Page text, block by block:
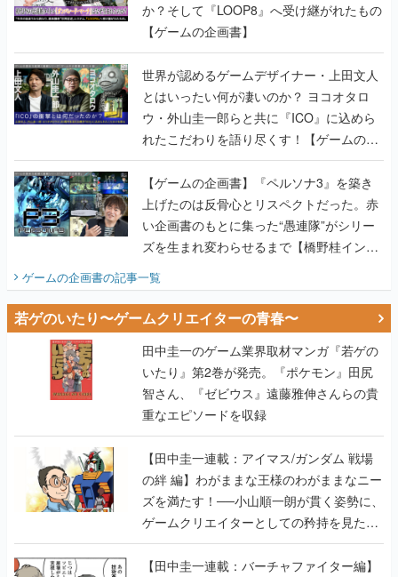
か？そして『LOOP8』へ受け継がれたもの
【ゲームの企画書】
世界が認めるゲームデザイナー・上田文人
とはいったい何が凄いのか？ ヨコオタロ
ウ・外山圭一郎らと共に『ICO』に込めら
れたこだわりを語り尽くす！【ゲームの企
画書】
【ゲームの企画書】『ペルソナ3』を築き
上げたのは反骨心とリスペクトだった。赤
い企画書のもとに集った“愚連隊”がシリー
ズを生まれ変わらせるまで【橋野桂インタ
ビュー】
ゲームの企画書の記事一覧
若ゲのいたり〜ゲームクリエイターの青春〜
田中圭一のゲーム業界取材マンガ『若ゲの
いたり』第2巻が発売。『ポケモン』田尻
智さん、『ゼビウス』遠藤雅伸さんらの貴
重なエピソードを収録
【田中圭一連載：アイマス/ガンダム 戦場
の絆 編】わがままな王様のわがままなニー
ズを満たす！──小山順一朗が貫く姿勢に、
ゲームクリエイターとしての矜持を見た
【若ゲのいたり最終回】
【田中圭一連載：バーチャファイター編】